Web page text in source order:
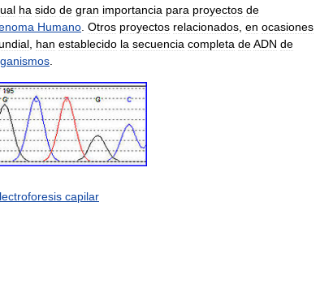
ha sido de gran importancia para proyectos de
Humano Otros proyectos relacionados en ocasiones
han establecido la secuencia completa deADN de
capilar